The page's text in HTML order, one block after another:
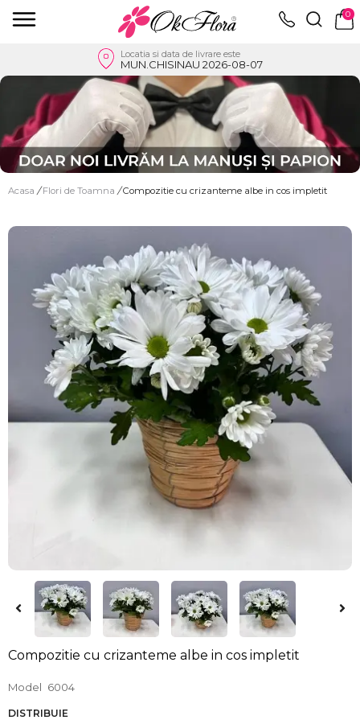
0
Locatia si data de livrare este
MUN.CHISINAU 2026-08-07
Acasa / Flori de Toamna / Compozitie cu crizanteme albe in cos impletit
Compozitie cu crizanteme albe in cos impletit
Model 6004
DISTRIBUIE